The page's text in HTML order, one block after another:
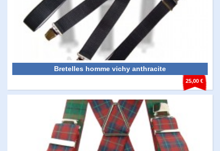
25,00 €
Bretelles homme vichy anthracite